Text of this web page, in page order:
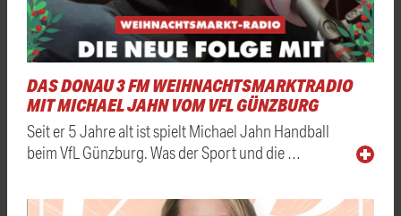
DAS DONAU 3 FM WEIHNACHTSMARKTRADIO
MIT MICHAEL JAHN VOM VFL GÜNZBURG
Seit er 5 Jahre alt ist spielt Michael Jahn Handball
beim VfL Günzburg. Was der Sport und die …